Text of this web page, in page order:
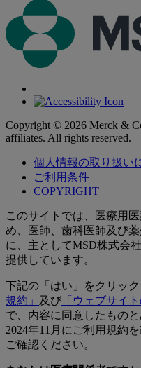
Copyright © 2026 Merck &
affiliates. All rights reserved.
個人情報の取り扱い
ご利用条件
COPYRIGHT
このサイトでは、医療用
め、医師、歯科医師及び
に、主としてMSD株式会
提供しています。
下記の「はい」をクリック
規約」
及び 「ウェブサイ
で、内容に同意したものと
2024年11月にご利用規約
ご確認ください。